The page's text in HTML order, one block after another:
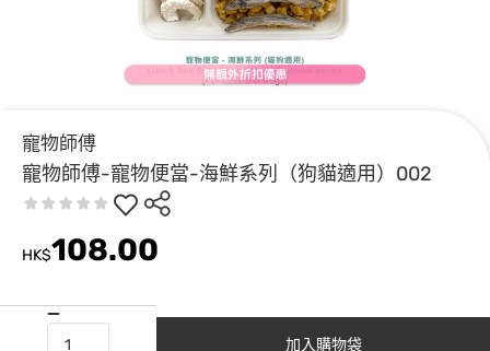
寵物師傅
寵物師傅-寵物便當-海鮮系列（狗貓適用）002
HK$108.00
加入購物袋